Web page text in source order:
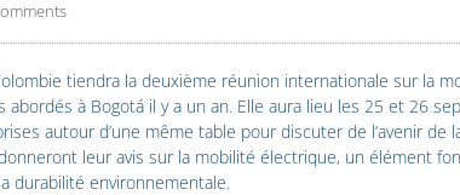
tiendra la deuxième réunion internationale sur
à Bogotá il y a un an. Elle aura lieu les 25 et 26
autour d’une même table pour discuter de l’avenir
leur avis sur la mobilité électrique, un élément
durabilité environnementale.